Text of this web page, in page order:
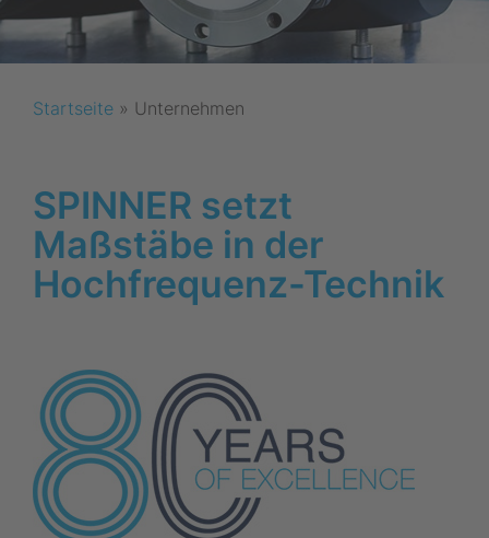
Startseite » Unternehmen
SPINNER setzt
Maßstäbe in der
Hochfrequenz-Technik